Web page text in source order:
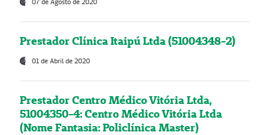
Prestador Clínica Itaipú Ltda (51004348-2)
01 de Abril de 2020
Prestador Centro Médico Vitória Ltda,
51004350-4: Centro Médico Vitória Ltda
(Nome Fantasia: Policlínica Master)